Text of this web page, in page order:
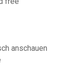
anschauen